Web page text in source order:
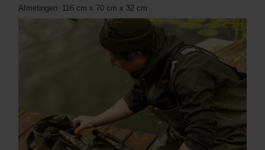
Afmetingen: 116 cm x 70 cm x 32 cm